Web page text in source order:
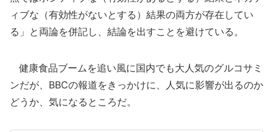
ィブな（有効性がないとする）結果の両方が存在してい
る」と両論を併記し、結論を出すことを避けている。
健康食品ブームを追い風に国内でも大人気のグルコサミ
ンだが、BBCの報道をきっかけに、人気に影響が出るのか
どうか、気になるところだ。